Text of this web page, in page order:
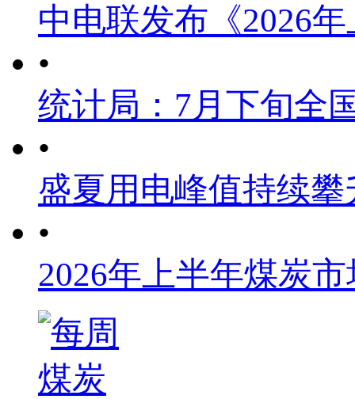
中电联发布《2026
•
统计局：7月下旬全
•
盛夏用电峰值持续
•
2026年上半年煤炭